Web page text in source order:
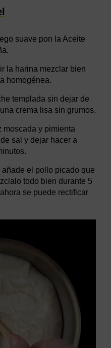
suave pon la Aceite
la harina mezclar bien
homogénea.
templada sin dejar de
crema lisa sin grumos.
moscada y pimienta
sal y dejar hacer a
el pollo picado que
todo bien durante 5
se puede rectificar